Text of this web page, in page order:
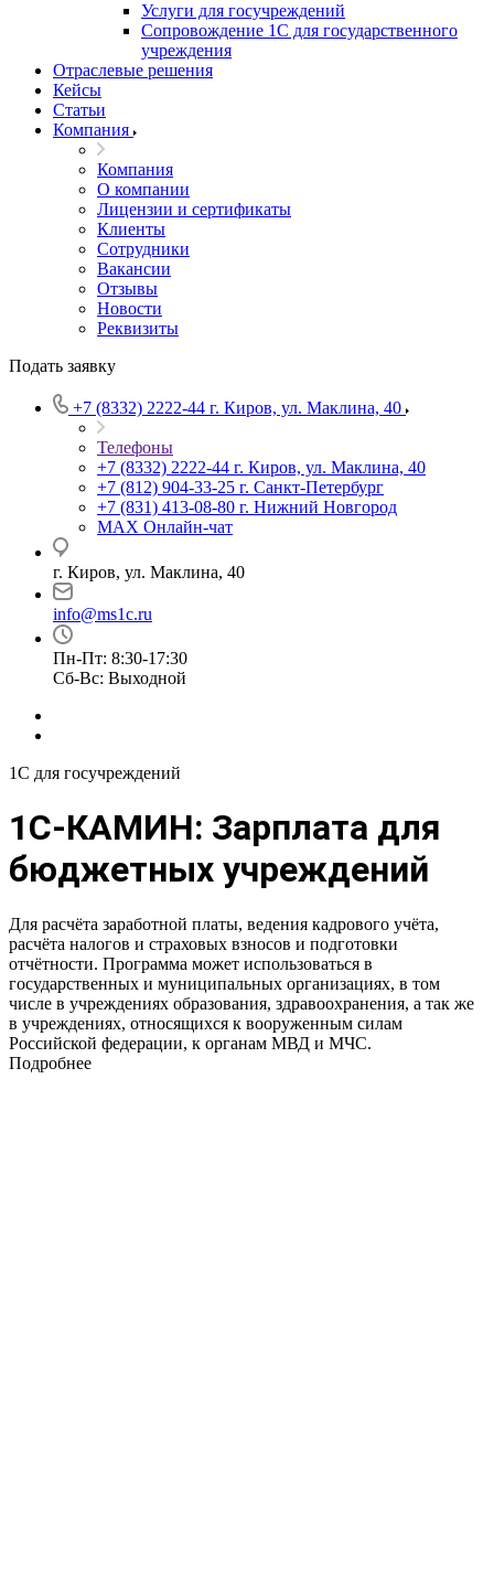
Услуги для госучреждений
Сопровождение 1С для государственного
учреждения
Отраслевые решения
Кейсы
Статьи
Компания
Компания
О компании
Лицензии и сертификаты
Клиенты
Сотрудники
Вакансии
Отзывы
Новости
Реквизиты
Подать заявку
+7 (8332) 2222-44 г. Киров, ул. Маклина, 40
Телефоны
+7 (8332) 2222-44 г. Киров, ул. Маклина, 40
+7 (812) 904-33-25 г. Санкт-Петербург
+7 (831) 413-08-80 г. Нижний Новгород
MAX Онлайн-чат
г. Киров, ул. Маклина, 40
info@ms1c.ru
Пн-Пт: 8:30-17:30
Cб-Вс: Выходной
1С для госучреждений
1С-КАМИН: Зарплата для
бюджетных учреждений
Для расчёта заработной платы, ведения кадрового учёта,
расчёта налогов и страховых взносов и подготовки
отчётности. Программа может использоваться в
государственных и муниципальных организациях, в том
числе в учреждениях образования, здравоохранения, а так же
в учреждениях, относящихся к вооруженным силам
Российской федерации, к органам МВД и МЧС.
Подробнее